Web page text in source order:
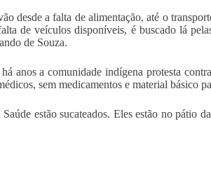
desde a falta de alimentação, até o
de veículos disponíveis, é buscado lá
de Souza.
anos a comunidade indígena protesta
sem medicamentos e material básico
estão sucateados. Eles estão no pátio